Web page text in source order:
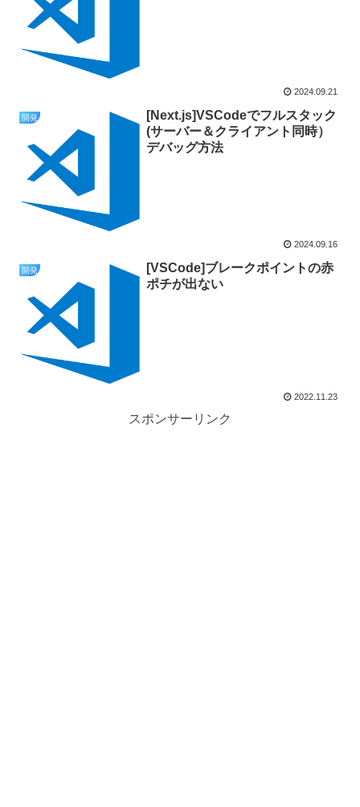
2024.09.21
開発
[Next.js]VSCodeでフルスタック
(サーバー＆クライアント同時）
デバッグ方法
2024.09.16
開発
[VSCode]ブレークポイントの赤
ポチが出ない
2022.11.23
スポンサーリンク